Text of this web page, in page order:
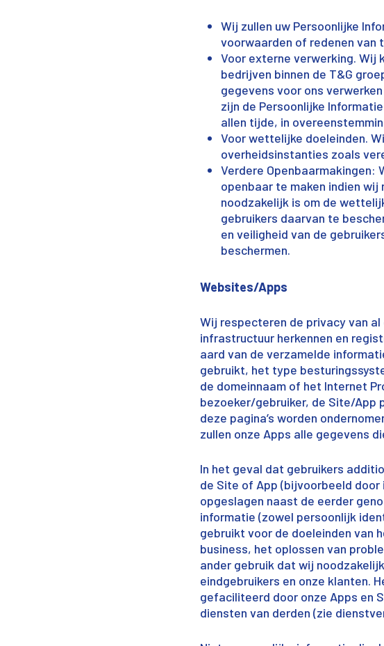
Wij zullen uw Persoonlijke
voorwaarden of redenen van
Voor externe verwerking. Wij
bedrijven binnen de T&G
gegevens voor ons
zijn de Persoonlijke
allen tijde, in
Voor wettelijke doeleinden.
overheidsinstanties zoals
Verdere Openbaarmakingen:
openbaar te maken indien
noodzakelijk is om de
gebruikers daarvan te
en veiligheid van de
beschermen.
Websites/Apps
Wij respecteren de privacy van
infrastructuur herkennen en
aard van de verzamelde
gebruikt, het type
de domeinnaam of het Internet
bezoeker/gebruiker, de Site/App
deze pagina’s worden
zullen onze Apps alle gegevens
In het geval dat gebruikers
de Site of App (bijvoorbeeld
opgeslagen naast de eerder
informatie (zowel persoonlijk
gebruikt voor de doeleinden van
business, het oplossen van
ander gebruik dat wij
eindgebruikers en onze klanten.
gefaciliteerd door onze Apps en
diensten van derden (zie